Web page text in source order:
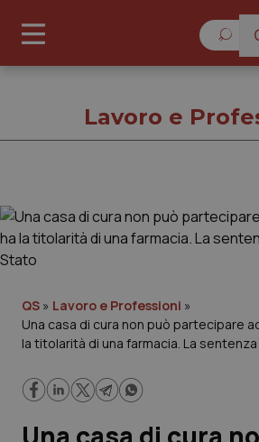
Cronache
Governo e Parlamento
Regioni e Asl
Lavoro e Professioni
Lavoro e
QS » Lavoro e Professioni »
Una casa di cura non può partecipare
la titolarità di una farmacia. La